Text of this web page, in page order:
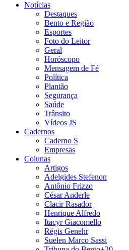
Notícias
Destaques
Bento e Região
Esportes
Foto do Leitor
Geral
Horóscopo
Mensagem de Fé
Política
Plantão
Segurança
Saúde
Trânsito
Vídeos JS
Cadernos
Caderno S
Empresas
Colunas
Artigos
Adelgides Stefenon
Antônio Frizzo
César Anderle
Clacir Rasador
Henrique Alfredo
Itacyr Giacomello
Régis Genehr
Suelen Marco Sassi